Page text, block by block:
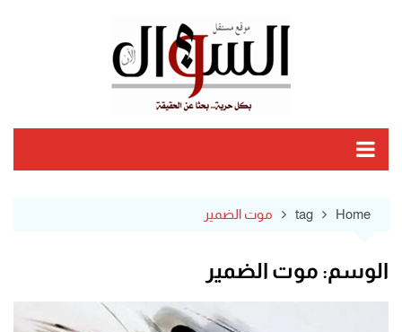
Home
tag موت الضمير
الوسم: موت الضمير